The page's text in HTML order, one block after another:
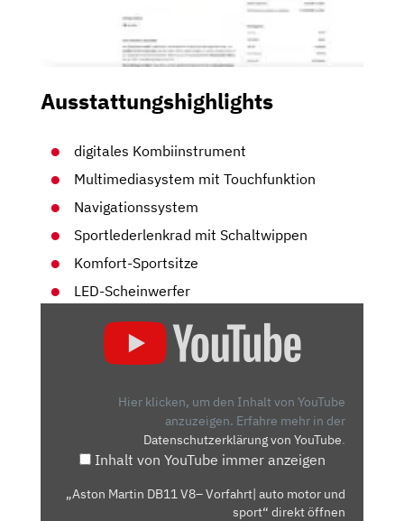
Ausstattungshighlights
digitales Kombiinstrument
Multimediasystem mit Touchfunktion
Navigationssystem
Sportlederlenkrad mit Schaltwippen
Komfort-Sportsitze
LED-Scheinwerfer
SPORT“
Hier klicken, um den Inhalt von YouTube
anzuzeigen. Erfahre mehr in der
Datenschutzerklärung von YouTube.
Inhalt von YouTube immer anzeigen
„Aston Martin DB11 V8– Vorfahrt| auto motor und
sport“ direkt öffnen